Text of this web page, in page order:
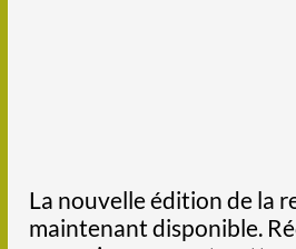
La nouvelle édition de la
maintenant disponible.